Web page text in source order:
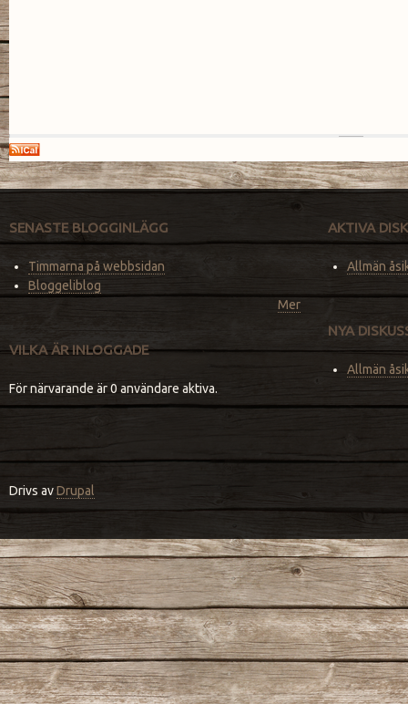
SENASTE BLOGGINLÄGG
Timmarna på webbsidan
Bloggeliblog
Mer
VILKA ÄR INLOGGADE
För närvarande är 0 användare aktiva.
AKTIVA
Allmän
NYA
Allmän
Drivs avDrupal